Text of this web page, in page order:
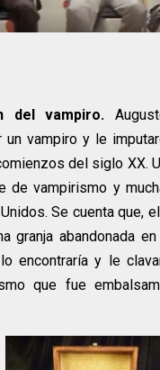
del vampiro.
un vampiro y le
del siglo XX.
de vampirismo y
Se cuenta que,
granja abandonada
encontraría y le
que fue